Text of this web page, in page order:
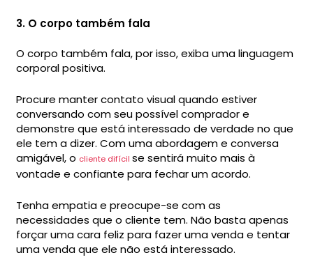
3. O corpo também fala
O corpo também fala, por isso, exiba uma linguagem
corporal positiva.
Procure manter contato visual quando estiver
conversando com seu possível comprador e
demonstre que está interessado de verdade no que
ele tem a dizer. Com uma abordagem e conversa
amigável, o cliente difícilse sentirá muito mais à
vontade e confiante para fechar um acordo.
Tenha empatia e preocupe-se com as
necessidades que o cliente tem. Não basta apenas
forçar uma cara feliz para fazer uma venda e tentar
uma venda que ele não está interessado.